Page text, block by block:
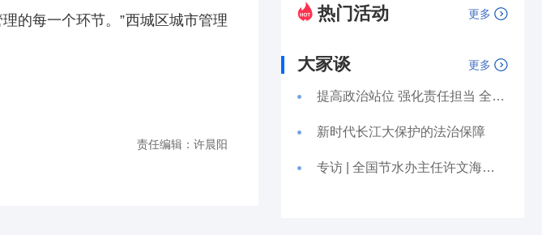
的每一个环节。”西城区城市管理
责任编辑：许晨阳
热门活动 更多
大家谈 更多
提高政治站位 强化责任担当 全面准确有效落地执行长江保护法
新时代长江大保护的法治保障
专访 | 全国节水办主任许文海：深入贯彻节水优先方针 以务实精神推动节约用水工作落地见效